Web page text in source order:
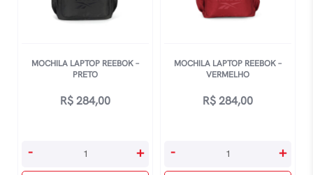
MOCHILA LAPTOP REEBOK –
PRETO
R$284,00
Mochila
- +
MOCHILA LAPTOP REEBOK –
VERMELHO
R$284,00
Mochila
- +